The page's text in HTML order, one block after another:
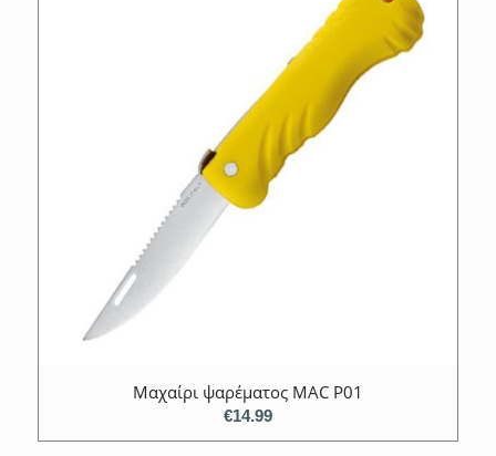
Μαχαίρι ψαρέματος MAC P01
€14.99